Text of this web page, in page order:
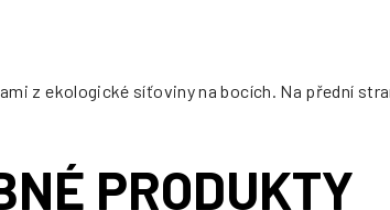
z ekologické síťoviny na bocích. Na přední